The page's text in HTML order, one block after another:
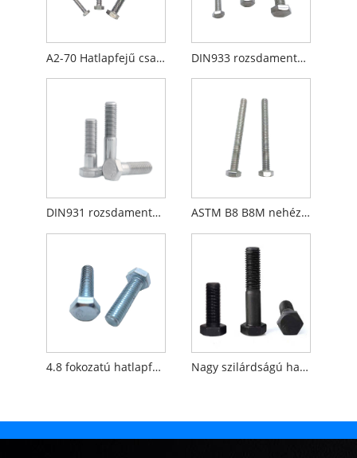
A2-70 Hatlapfejű csavar DIN933 rozsdamentes acél hatlapfejű csavar
DIN931 rozsdamentes acél hatlapfejű csavar félmenet ASTM B8 B8M nehéz hatlapfejű csavar, 1. osztály, 2. osztály
4.8 fokozatú hatlapfejű csavar horganyzott Nagy szilárdságú hatlapfejű csavar